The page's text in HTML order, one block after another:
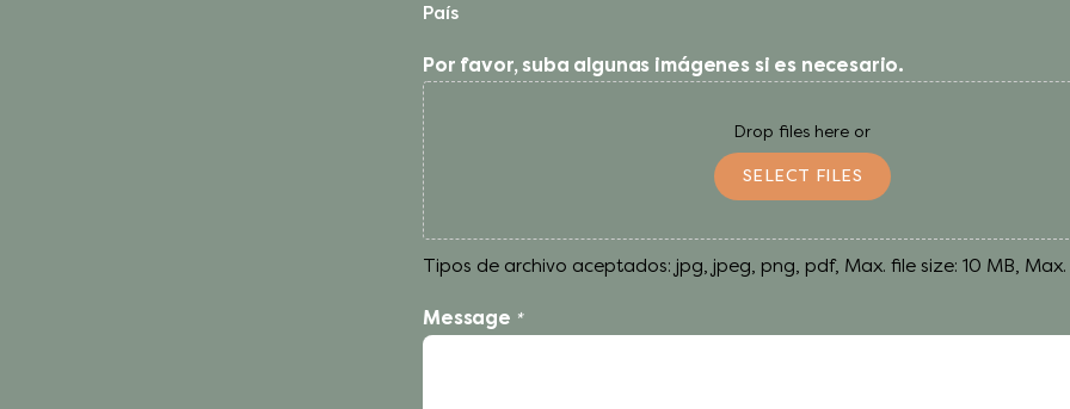
País
Por favor, suba algunas imágenes si es necesario.
Drop files here or
SELECT FILES
Tipos de archivo aceptados: jpg, jpeg, png, pdf, Max. file size: 10 MB, Max.
Message *